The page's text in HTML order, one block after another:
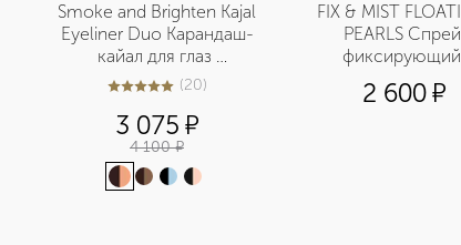
Smoke and Brighten Kajal
Eyeliner Duo Карандаш-
кайал для глаз
двусторонний
5из 520 (20)
3 075 ¤
4 100 ¤
FIX & MIST
PEARLS Спрей
фиксирующий
освежающий
2 600¤